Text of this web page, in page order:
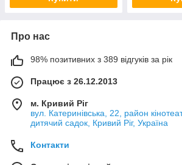
Про нас
98% позитивних з 389 відгуків за рік
Працює з 26.12.2013
м. Кривий Ріг
вул. Катеринівська, 22, район
дитячий садок, Кривий Ріг, Україна
Контакти